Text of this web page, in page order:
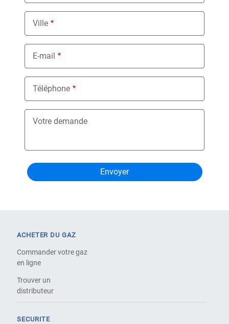
Ville
E-mail
Téléphone
Votre demande
ACHETER DU GAZ
Commander votre gaz
en ligne
Trouver un
distributeur
SECURITE